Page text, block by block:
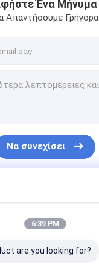
Ένα Μήνυμα
Απαντήσουμε Γρήγορα
Να συνεχίσει
6:39 PM
are you looking for?